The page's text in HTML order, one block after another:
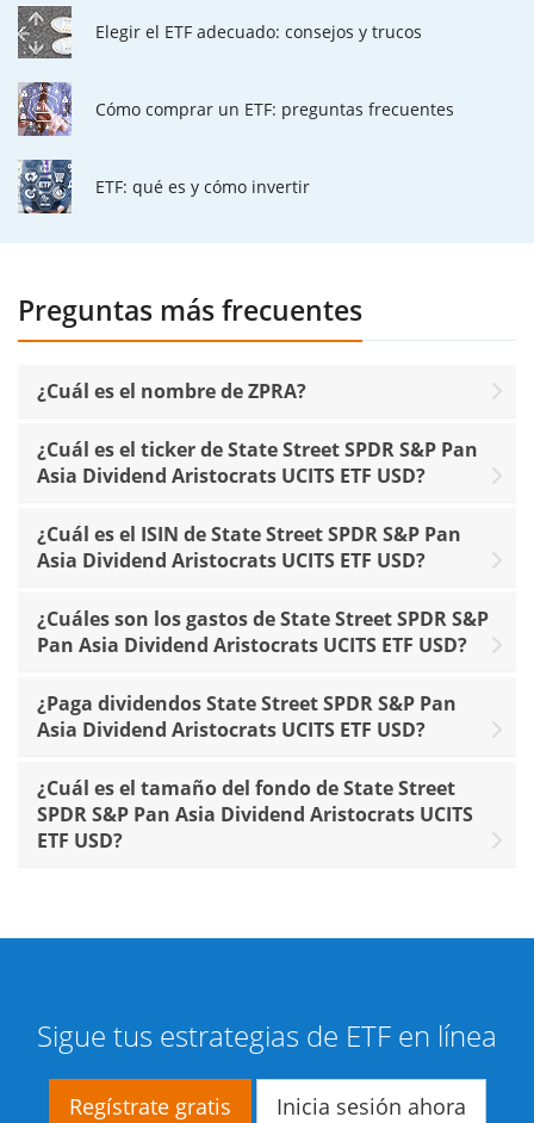
Elegir el ETF adecuado: consejos y trucos
Cómo comprar un ETF: preguntas frecuentes
ETF: qué es y cómo invertir
Preguntas más frecuentes
¿Cuál es el nombre de ZPRA?
¿Cuál es el ticker de State Street SPDR S&P Pan
Asia Dividend Aristocrats UCITS ETF USD?
¿Cuál es el ISIN de State Street SPDR S&P Pan
Asia Dividend Aristocrats UCITS ETF USD?
¿Cuáles son los gastos de State Street SPDR S&P
Pan Asia Dividend Aristocrats UCITS ETF USD?
¿Paga dividendos State Street SPDR S&P Pan
Asia Dividend Aristocrats UCITS ETF USD?
¿Cuál es el tamaño del fondo de State Street
SPDR S&P Pan Asia Dividend Aristocrats UCITS
ETF USD?
Sigue tus estrategias de ETF en línea
Regístrate gratis Inicia sesión ahora